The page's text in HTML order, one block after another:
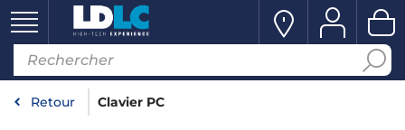
Retour Clavier PC